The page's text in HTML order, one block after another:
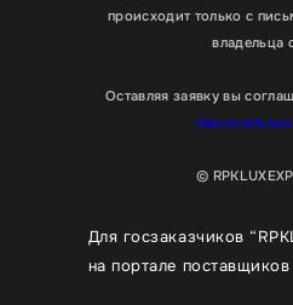
происходит только с
владельца
Оставляя заявку вы
©
Для госзаказчиков
на портале поставщиков